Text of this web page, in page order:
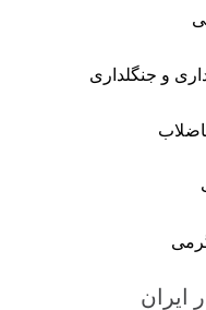
و جنگلداری
ایران